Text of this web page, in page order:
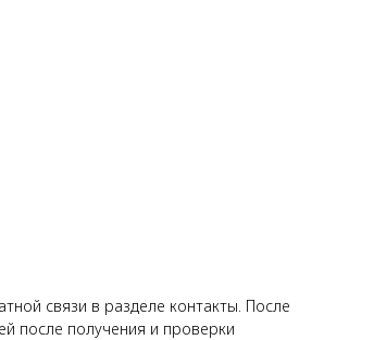
связи в разделе контакты. После
после получения и проверки